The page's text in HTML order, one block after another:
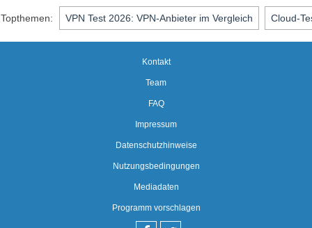
Topthemen: VPN Test 2026: VPN-Anbieter im Vergleich Cloud-
Kontakt
Team
FAQ
Impressum
Datenschutzhinweise
Nutzungsbedingungen
Mediadaten
Programm vorschlagen